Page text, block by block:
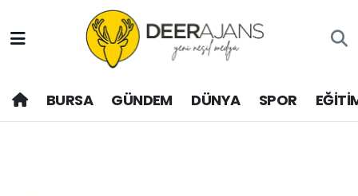
BURSA GÜNDEM DÜNYA SPOR
Hava Durumu
Trafik Durumu